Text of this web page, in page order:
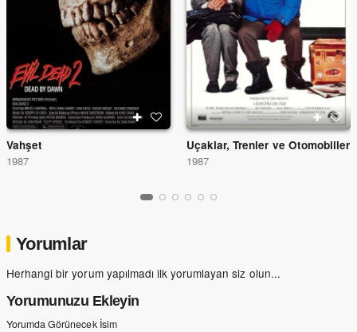
Vahşet
1987
Uçaklar, Trenler ve Otomobiller
1987
Yorumlar
Herhangi bir yorum yapılmadı ilk yorumlayan siz olun...
Yorumunuzu Ekleyin
Yorumda Görünecek İsim